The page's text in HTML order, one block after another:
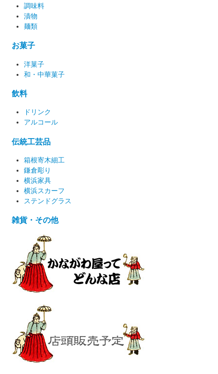
調味料
漬物
麺類
お菓子
洋菓子
和・中華菓子
飲料
ドリンク
アルコール
伝統工芸品
箱根寄木細工
鎌倉彫り
横浜家具
横浜スカーフ
ステンドグラス
雑貨・その他